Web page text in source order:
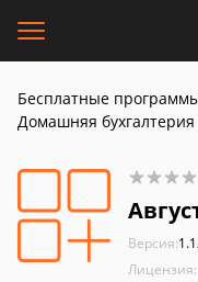
Бесплатные
Домашняя бухгалтерия
Версия:
Лицензия: